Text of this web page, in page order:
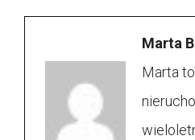
Marta
Marta